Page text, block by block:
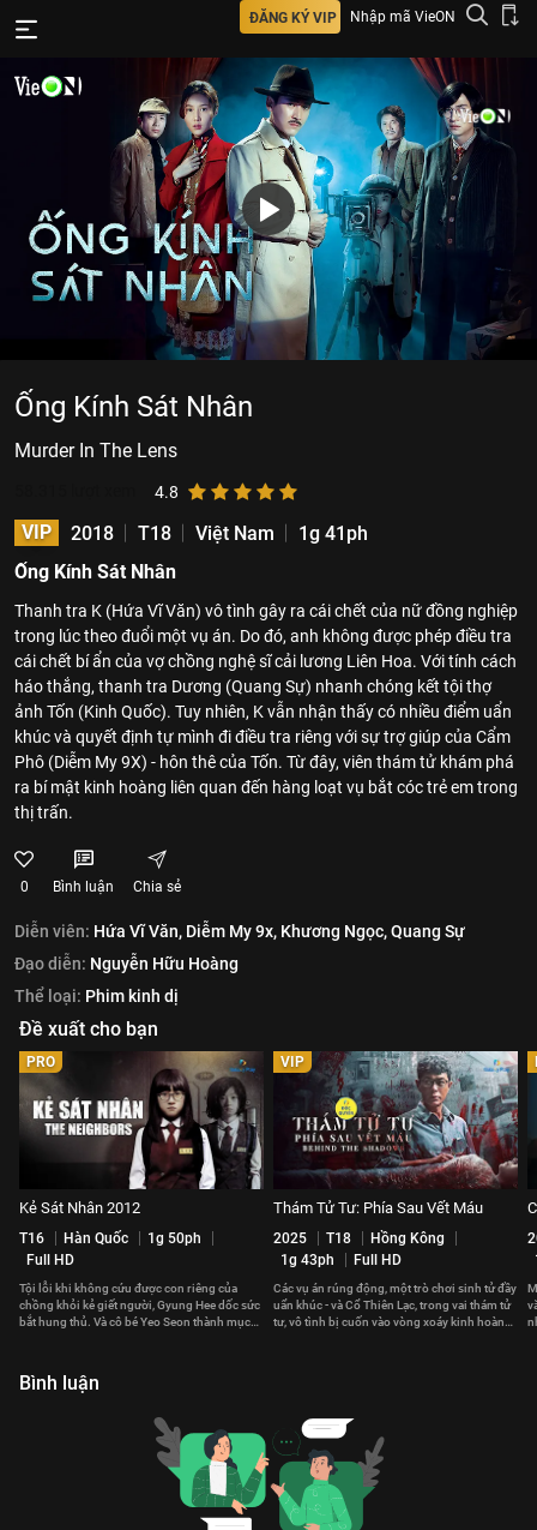
ĐĂNG KÝ VIP Nhập mã VieON
Ống Kính Sát Nhân
Murder In The Lens
4.8
VIP 2018 T18 Việt Nam
1g 41ph
Ống Kính Sát Nhân
Thanh tra K (Hứa Vĩ Văn) vô tình gây ra cái chết của nữ đồng nghiệp
trong lúc theo đuổi một vụ án. Do đó, anh không được phép điều tra
cái chết bí ẩn của vợ chồng nghệ sĩ cải lương Liên Hoa. Với tính cách
háo thắng, thanh tra Dương (Quang Sự) nhanh chóng kết tội thợ
ảnh Tốn (Kinh Quốc). Tuy nhiên, K vẫn nhận thấy có nhiều điểm uẩn
khúc và quyết định tự mình đi điều tra riêng với sự trợ giúp của Cẩm
Phô (Diễm My 9X) - hôn thê của Tốn. Từ đây, viên thám tử khám phá
ra bí mật kinh hoàng liên quan đến hàng loạt vụ bắt cóc trẻ em trong
thị trấn.
0 Bình luận Chia sẻ
Diễn viên: Hứa Vĩ Văn, Diễm My 9x, Khương Ngọc,Quang Sự
Đạo diễn: Nguyễn Hữu Hoàng
Thể loại: Phim kinh dị
Đề xuất cho bạn
PRO
Kẻ Sát Nhân 2012
T16 Hàn Quốc
1g 50ph
Full HD
Tội lỗi khi không cứu được con riêng của
chồng khỏi kẻ giết người, Gyung Hee dốc sức
bắt hung thủ. Và cô bé Yeo Seon thành mục
VIP
Thám Tử Tư: Phía Sau Vết Máu
2025 T18
Hồng Kông
1g 43ph
Full HD
Các vụ án rúng động, một trò chơi sinh tử đầy
uẩn khúc - và Cổ Thiên Lạc, trong vai thám tử
tư, vô tình bị cuốn vào vòng xoáy kinh hoàng
Bình luận